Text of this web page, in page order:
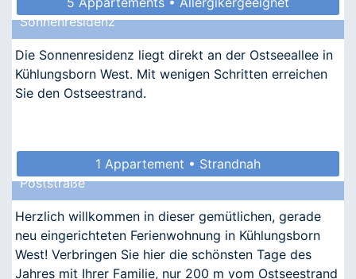
Sonnenresidenz
Die Sonnenresidenz liegt direkt an der Ostseeallee in
Kühlungsborn West. Mit wenigen Schritten erreichen
Sie den Ostseestrand.
1 Appartement • Strandnah
Poststraße
Herzlich willkommen in dieser gemütlichen, gerade
neu eingerichteten Ferienwohnung in Kühlungsborn
West! Verbringen Sie hier die schönsten Tage des
Jahres mit Ihrer Familie, nur 200 m vom Ostseestrand